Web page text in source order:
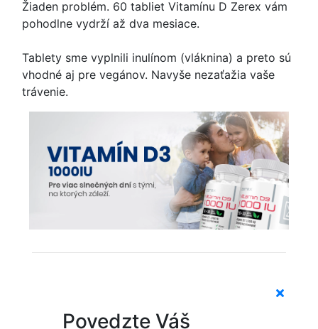
Žiaden problém. 60 tabliet Vitamínu D Zerex vám
pohodlne vydrží až dva mesiace.
Tablety sme vyplnili inulínom (vláknina) a preto sú
vhodné aj pre vegánov. Navyše nezaťažia vaše
trávenie.
Povedzte Váš